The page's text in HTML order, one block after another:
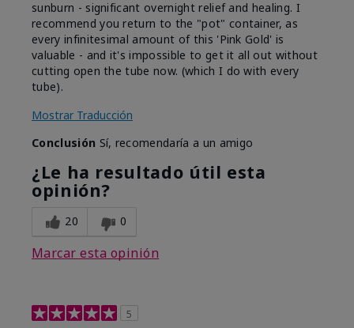
sunburn - significant overnight relief and healing. I
recommend you return to the "pot" container, as
every infinitesimal amount of this 'Pink Gold' is
valuable - and it's impossible to get it all out without
cutting open the tube now. (which I do with every
tube).
Mostrar Traducción
Conclusión Sí, recomendaría a un amigo
¿Le ha resultado útil esta
opinión?
20 0
Marcar esta opinión
5